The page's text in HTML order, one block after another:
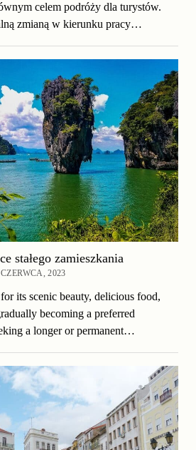
celem podróży dla turystów.
zmianą w kierunku pracy…
stałego zamieszkania
2023
its scenic beauty, delicious food,
becoming a preferred
a longer or permanent…